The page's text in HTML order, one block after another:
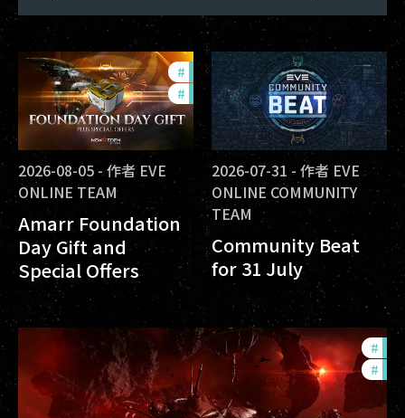
# offers
# in-game-events
2026-08-05 -作者 EVE
ONLINE TEAM
Amarr Foundation
Day Gift and
Special Offers
2026-07-31 - 作者 EVE
ONLINE COMMUNITY
TEAM
Community Beat
for 31 July
#
#